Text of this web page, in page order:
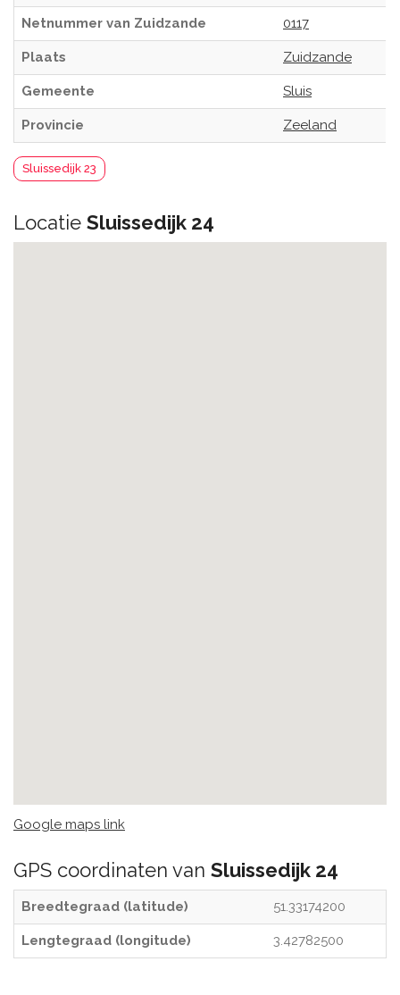
Netnummer van Zuidzande 0117
Plaats Zuidzande
Gemeente Sluis
Provincie Zeeland
Sluissedijk 23
Locatie Sluissedijk 24
Google maps link
GPS coordinaten van Sluissedijk 24
Breedtegraad (latitude) 51.33174200
Lengtegraad (longitude) 3.42782500